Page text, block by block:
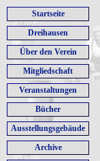
Startseite
Dreihausen
Über den Verein
Mitgliedschaft
Veranstaltungen
Bücher
Ausstellungsgebäude
Archive